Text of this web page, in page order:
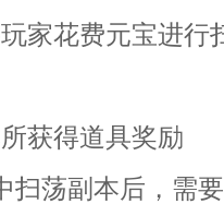
家花费元宝进行
获得道具奖励
扫荡副本后，需